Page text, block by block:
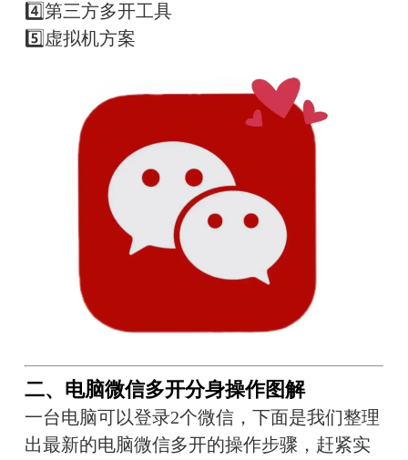
4️⃣第三方多开工具
5️⃣虚拟机方案
二、电脑微信多开分身操作图解
一台电脑可以登录2个微信，下面是我们整理
出最新的电脑微信多开的操作步骤，赶紧实